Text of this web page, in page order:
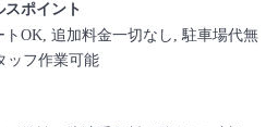
ポイント
OK, 追加料金一切なし, 駐車場代無
ッフ作業可能